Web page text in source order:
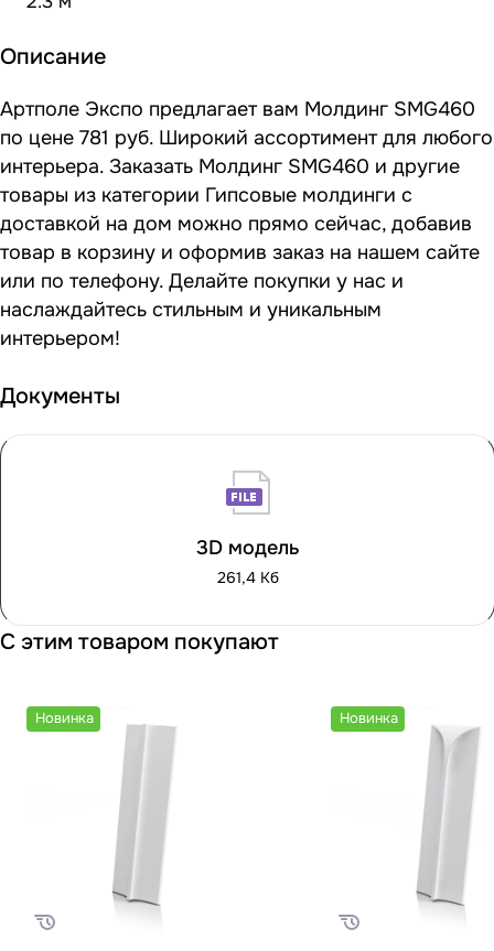
Описание
Артполе Экспо предлагает вам Молдинг SMG460
по цене 781 руб. Широкий ассортимент для любого
интерьера. Заказать Молдинг SMG460 и другие
товары из категории Гипсовые молдинги с
доставкой на дом можно прямо сейчас, добавив
товар в корзину и оформив заказ на нашем сайте
или по телефону. Делайте покупки у нас и
наслаждайтесь стильным и уникальным
интерьером!
Документы
3D модель
261,4 Кб
С этим товаром покупают
Новинка Новинка